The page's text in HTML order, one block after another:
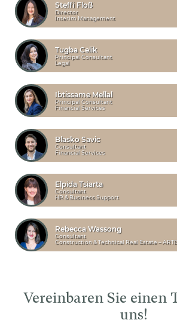
Steffi Floß
Director
Interim Management
Tugba Celik
Principal Consultant
Legal
Ibtissame Mellal
Principal Consultant
Financial Services
Blasko Savic
Consultant
Financial Services
Elpida Tsiarta
Consultant
HR & Business Support
Rebecca Wassong
Consultant
Construction & Technical Real Estate –
Vereinbaren Sie einen
uns!